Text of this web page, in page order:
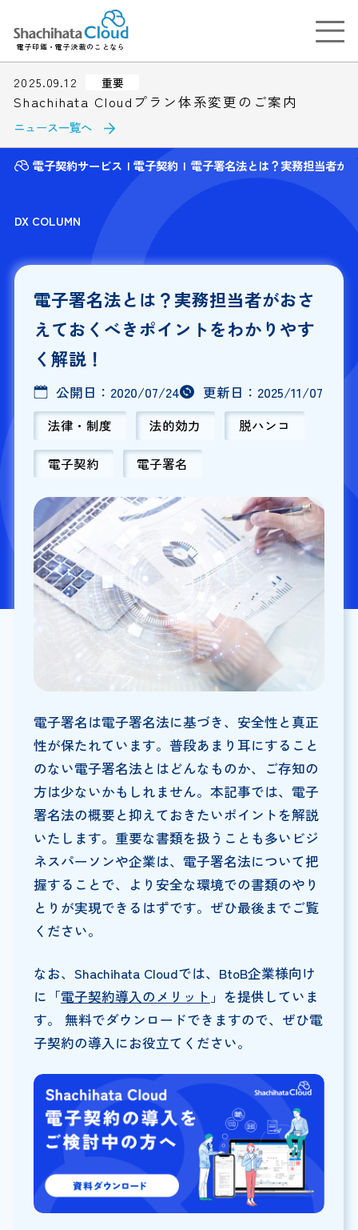
電子印鑑・電子決裁のことなら
2025.09.12 重要
Shachihata Cloudプラン体系変更のご案内
ニュース一覧へ
電子契約サービス 電子契約 電子署名法とは？実務担当者が
DX COLUMN
電子署名法とは？実務担当者がおさ
えておくべきポイントをわかりやす
く解説！
公開日： 2020/07/24 更新日： 2025/11/07
法律・制度 法的効力 脱ハンコ
電子契約 電子署名
電子署名は電子署名法に基づき、安全性と真正
性が保たれています。普段あまり耳にすること
のない電子署名法とはどんなものか、ご存知の
方は少ないかもしれません。本記事では、電子
署名法の概要と抑えておきたいポイントを解説
いたします。重要な書類を扱うことも多いビジ
ネスパーソンや企業は、電子署名法について把
握することで、より安全な環境での書類のやり
とりが実現できるはずです。ぜひ最後までご覧
ください。
なお、Shachihata Cloudでは、BtoB企業様向け
に「電子契約導入のメリット 」を提供していま
す。 無料でダウンロードできますので、ぜひ電
子契約の導入にお役立てください。